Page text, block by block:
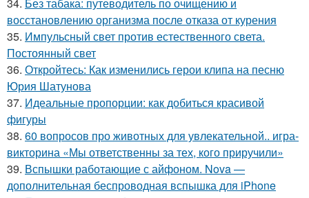
восстановлению организма после отказа от курения
35. Импульсный свет против естественного света.
Постоянный свет
36. Откройтесь: Как изменились герои клипа на песню
Юрия Шатунова
37. Идеальные пропорции: как добиться красивой
фигуры
38. 60 вопросов про животных для увлекательной.. игра-
викторина «Мы ответственны за тех, кого приручили»
39. Вспышки работающие с айфоном. Nova —
дополнительная беспроводная вспышка для iPhone